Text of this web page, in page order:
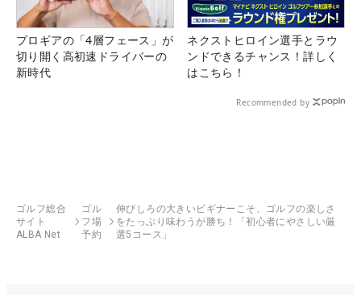
プロギアの「4層フェース」が
切り開く高初速ドライバーの
新時代
ネクストヒロイン選手とラウ
ンドできるチャンス！詳しく
はこちら！
Recommended by
ゴルフ総合
サイト
ALBA Net
ゴル
フ場
予約
伸びしろの大きいビギナーこそ、ゴルフの楽しさ
をたっぷり味わうが勝ち！「初心者にやさしい厳
選5コース」